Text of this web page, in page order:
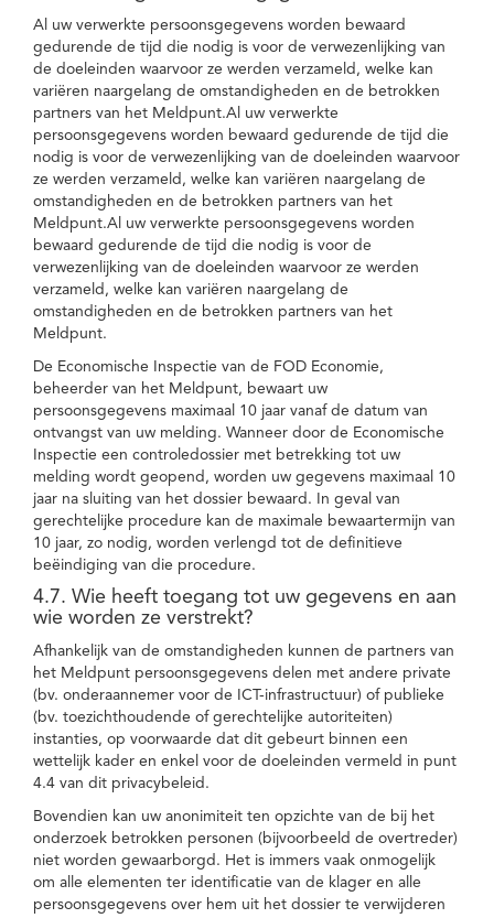
Al uw verwerkte persoonsgegevens worden bewaard
gedurende de tijd die nodig is voor de verwezenlijking van
de doeleinden waarvoor ze werden verzameld, welke kan
variëren naargelang de omstandigheden en de betrokken
partners van het Meldpunt.Al uw verwerkte
persoonsgegevens worden bewaard gedurende de tijd die
nodig is voor de verwezenlijking van de doeleinden waarvoor
ze werden verzameld, welke kan variëren naargelang de
omstandigheden en de betrokken partners van het
Meldpunt.Al uw verwerkte persoonsgegevens worden
bewaard gedurende de tijd die nodig is voor de
verwezenlijking van de doeleinden waarvoor ze werden
verzameld, welke kan variëren naargelang de
omstandigheden en de betrokken partners van het
Meldpunt.
De Economische Inspectie van de FOD Economie,
beheerder van het Meldpunt, bewaart uw
persoonsgegevens maximaal 10 jaar vanaf de datum van
ontvangst van uw melding. Wanneer door de Economische
Inspectie een controledossier met betrekking tot uw
melding wordt geopend, worden uw gegevens maximaal 10
jaar na sluiting van het dossier bewaard. In geval van
gerechtelijke procedure kan de maximale bewaartermijn van
10 jaar, zo nodig, worden verlengd tot de definitieve
beëindiging van die procedure.
4.7. Wie heeft toegang tot uw gegevens en aan
wie worden ze verstrekt?
Afhankelijk van de omstandigheden kunnen de partners van
het Meldpunt persoonsgegevens delen met andere private
(bv. onderaannemer voor de ICT-infrastructuur) of publieke
(bv. toezichthoudende of gerechtelijke autoriteiten)
instanties, op voorwaarde dat dit gebeurt binnen een
wettelijk kader en enkel voor de doeleinden vermeld in punt
4.4 van dit privacybeleid.
Bovendien kan uw anonimiteit ten opzichte van de bij het
onderzoek betrokken personen (bijvoorbeeld de overtreder)
niet worden gewaarborgd. Het is immers vaak onmogelijk
om alle elementen ter identificatie van de klager en alle
persoonsgegevens over hem uit het dossier te verwijderen